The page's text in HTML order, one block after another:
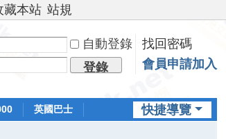
藏本站 站規
自動登錄
找回密碼
登錄 會員申請加入
快捷導覽
英國巴士